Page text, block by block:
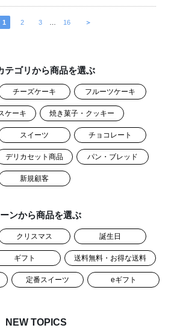
1 2 3 16 ＞
テゴリから商品を選ぶ
チーズケーキ フルーツケーキ
ケーキ 焼き菓子・クッキー
スイーツ チョコレート
デリカセット商品 パン・ブレッド
新規顧客
ンから商品を選ぶ
クリスマス 誕生日
ギフト 送料無料・お得な送料
定番スイーツ eギフト
NEW TOPICS